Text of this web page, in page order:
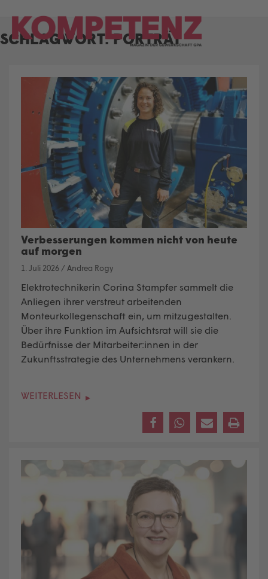
content
SCHLAGWORT:PORTRÄT
Verbesserungen kommen nicht von heute
auf morgen
1. Juli 2026 / Andrea Rogy
Elektrotechnikerin Corina Stampfer sammelt die
Anliegen ihrer verstreut arbeitenden
Monteurkollegenschaft ein, um mitzugestalten.
Über ihre Funktion im Aufsichtsrat will sie die
Bedürfnisse der Mitarbeiter:innen in der
Zukunftsstrategie des Unternehmens verankern.
WEITERLESEN